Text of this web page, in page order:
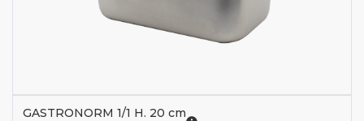
GASTRONORM 1/1 H. 20 cm